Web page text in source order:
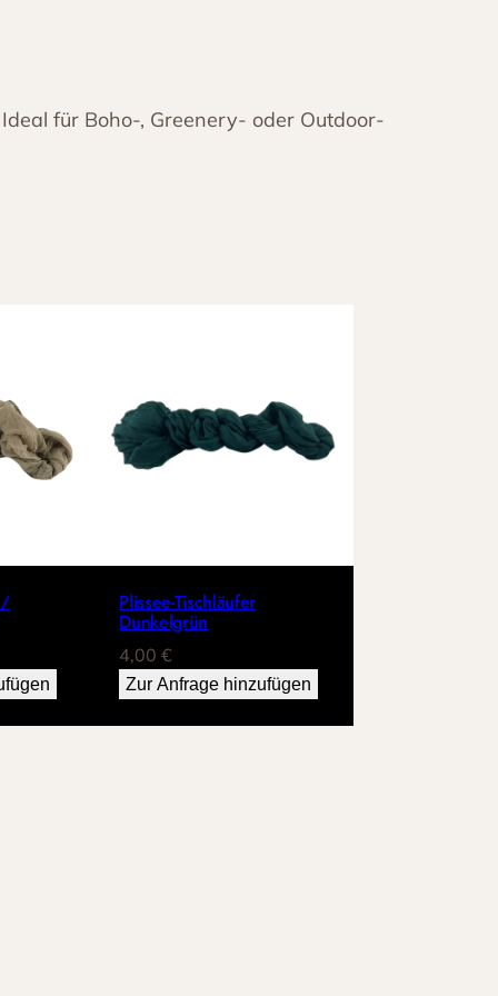
für Boho-, Greenery- oder Outdoor-
/ Plissee-Tischläufer
Dunkelgrün
4,00€
Zur Anfrage hinzufügen